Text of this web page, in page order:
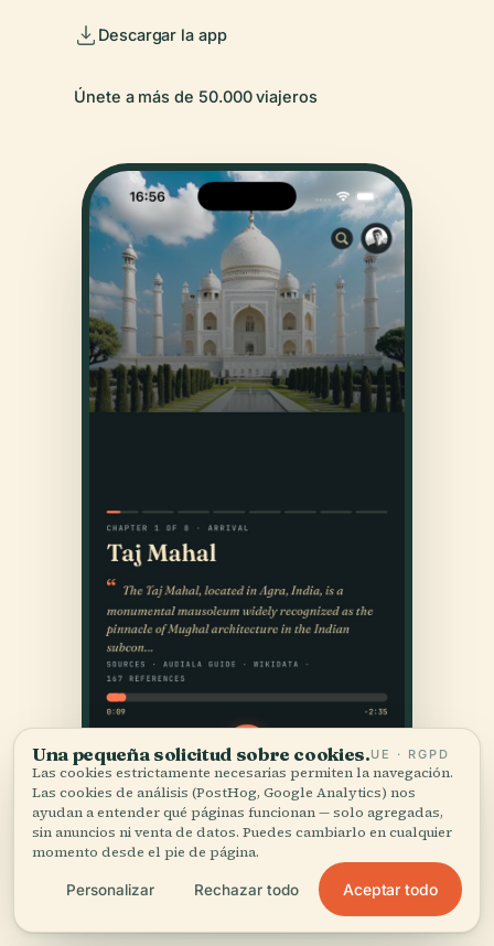
Descargar la app
Únete a más de 50.000 viajeros
Una pequeña solicitud sobre cookies.UE · RGPD
Las cookies estrictamente necesarias permiten la navegación.
Las cookies de análisis (PostHog, Google Analytics) nos
ayudan a entender qué páginas funcionan — solo agregadas,
sin anuncios ni venta de datos. Puedes cambiarlo en cualquier
momento desde el pie de página.
Personalizar Rechazar todo Aceptar todo